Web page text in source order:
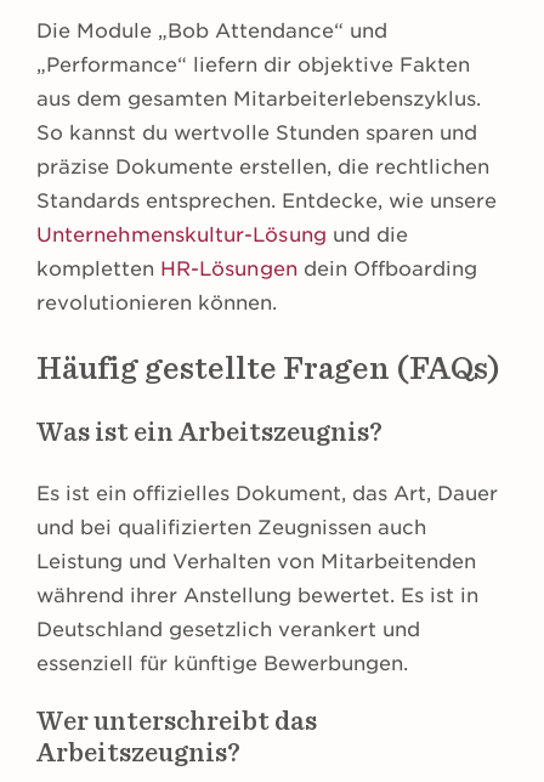
Die Module „Bob Attendance“ und
„Performance“ liefern dir objektive Fakten
aus dem gesamten Mitarbeiterlebenszyklus.
So kannst du wertvolle Stunden sparen und
präzise Dokumente erstellen, die rechtlichen
Standards entsprechen. Entdecke, wie unsere
Unternehmenskultur-Lösung und die
kompletten HR-Lösungen dein Offboarding
revolutionieren können.
Häufig gestellte Fragen (FAQs)
Was ist ein Arbeitszeugnis?
Es ist ein offizielles Dokument, das Art, Dauer
und bei qualifizierten Zeugnissen auch
Leistung und Verhalten von Mitarbeitenden
während ihrer Anstellung bewertet. Es ist in
Deutschland gesetzlich verankert und
essenziell für künftige Bewerbungen.
Wer unterschreibt das
Arbeitszeugnis?